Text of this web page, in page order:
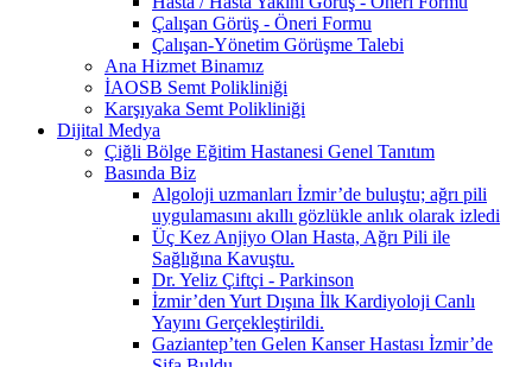
Çalışan Görüş - Öneri Formu
Çalışan-Yönetim Görüşme Talebi
Ana Hizmet Binamız
İAOSB Semt Polikliniği
Karşıyaka Semt Polikliniği
Dijital Medya
Çiğli Bölge Eğitim Hastanesi Genel Tanıtım
Basında Biz
Algoloji uzmanları İzmir’de buluştu; ağrı pili
uygulamasını akıllı gözlükle anlık olarak izledi
Üç Kez Anjiyo Olan Hasta, Ağrı Pili ile
Sağlığına Kavuştu.
Dr. Yeliz Çiftçi - Parkinson
İzmir’den Yurt Dışına İlk Kardiyoloji Canlı
Yayını Gerçekleştirildi.
Gaziantep’ten Gelen Kanser Hastası İzmir’de